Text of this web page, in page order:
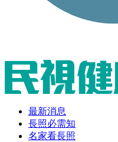
最新消息
長照必需知
名家看長照